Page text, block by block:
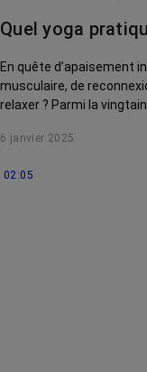
Quel yoga
En quête d’apaisement
musculaire, de
relaxer ? Parmi la
notoires...
6 janvier 2025
02:05